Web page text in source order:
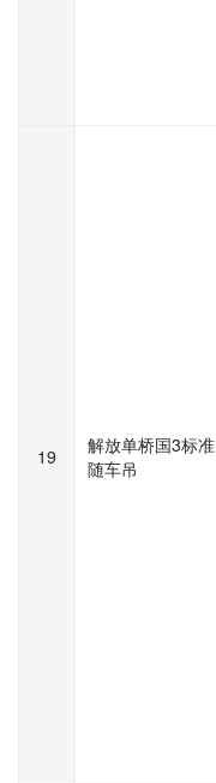
19
解放单桥国3标准
随车吊